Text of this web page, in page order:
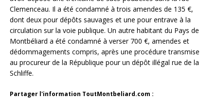
Clemenceau. Il a été condamné à trois amendes de 135 €,
dont deux pour dépôts sauvages et une pour entrave à la
circulation sur la voie publique. Un autre habitant du Pays de
Montbéliard a été condamné à verser 700 €, amendes et
dédommagements compris, après une procédure transmise
au procureur de la République pour un dépôt illégal rue de la
Schliffe.
Partager l'information ToutMontbeliard.com :